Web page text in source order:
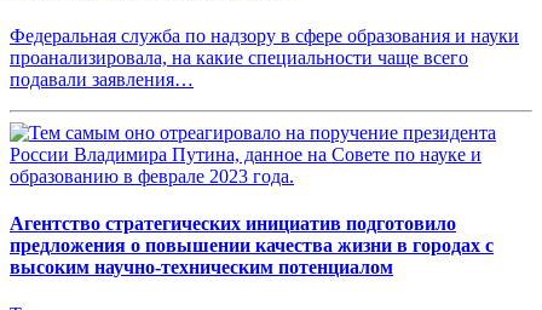
Федеральная служба по надзору в сфере образования и науки
проанализировала, на какие специальности чаще всего
подавали заявления…
Агентство стратегических инициатив подготовило
предложения о повышении качества жизни в городах с
высоким научно-техническим потенциалом